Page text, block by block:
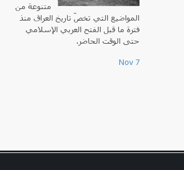
متنوعة من
المواضيع التي تخصّ تاريخ العراق منذ
فترة ما قبل الفتح العربي الإسلامي
حتى الوقت الحاضر.
Nov 7